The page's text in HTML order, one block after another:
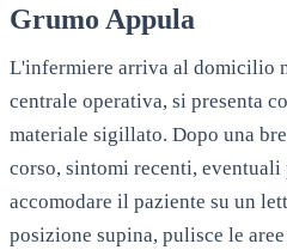
Grumo Appula
L'infermiere arriva al domicilio
centrale operativa, si presenta
materiale sigillato. Dopo una
corso, sintomi recenti,
accomodare il paziente su un
posizione supina, pulisce le